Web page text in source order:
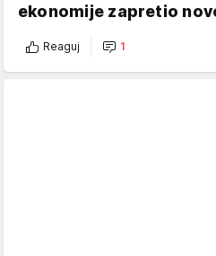
ekonomije zapretio
Reaguj 1